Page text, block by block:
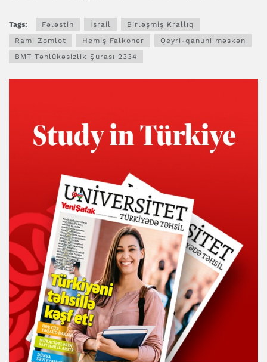
Tags: Fələstin İsrail
Birləşmiş Krallıq
Rami Zomlot
Hemiş Falkoner
Qeyri-qanuni məskən
BMT Təhlükəsizlik Şurası 2334